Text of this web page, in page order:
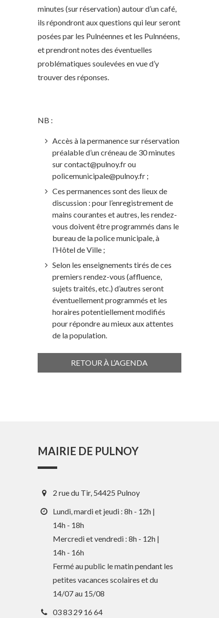
minutes (sur réservation) autour d’un café,
ils répondront aux questions qui leur seront
posées par les Pulnéennes et les Pulnnéens,
et prendront notes des éventuelles
problématiques soulevées en vue d’y
trouver des réponses.
NB :
Accès à la permanence sur réservation
préalable d’un créneau de 30 minutes
surcontact@pulnoy.frou
policemunicipale@pulnoy.fr ;
Ces permanences sont des lieux de
discussion : pour l’enregistrement de
mains courantes et autres, les rendez-
vous doivent être programmés dans le
bureau de la police municipale, à
l’Hôtel de Ville ;
Selon les enseignements tirés de ces
premiers rendez-vous (affluence,
sujets traités, etc.) d’autres seront
éventuellement programmés et les
horaires potentiellement modifiés
pour répondre au mieux aux attentes
de la population.
RETOUR À L’AGENDA
Comptes rendus des Conseils
MAIRIE DE PULNOY
2 rue du Tir, 54425 Pulnoy
Lundi, mardi et jeudi : 8h - 12h |
14h - 18h
Mercredi et vendredi : 8h - 12h |
14h - 16h
Fermé au public le matin pendant les
petites vacances scolaires et du
14/07 au 15/08
03 83 29 16 64